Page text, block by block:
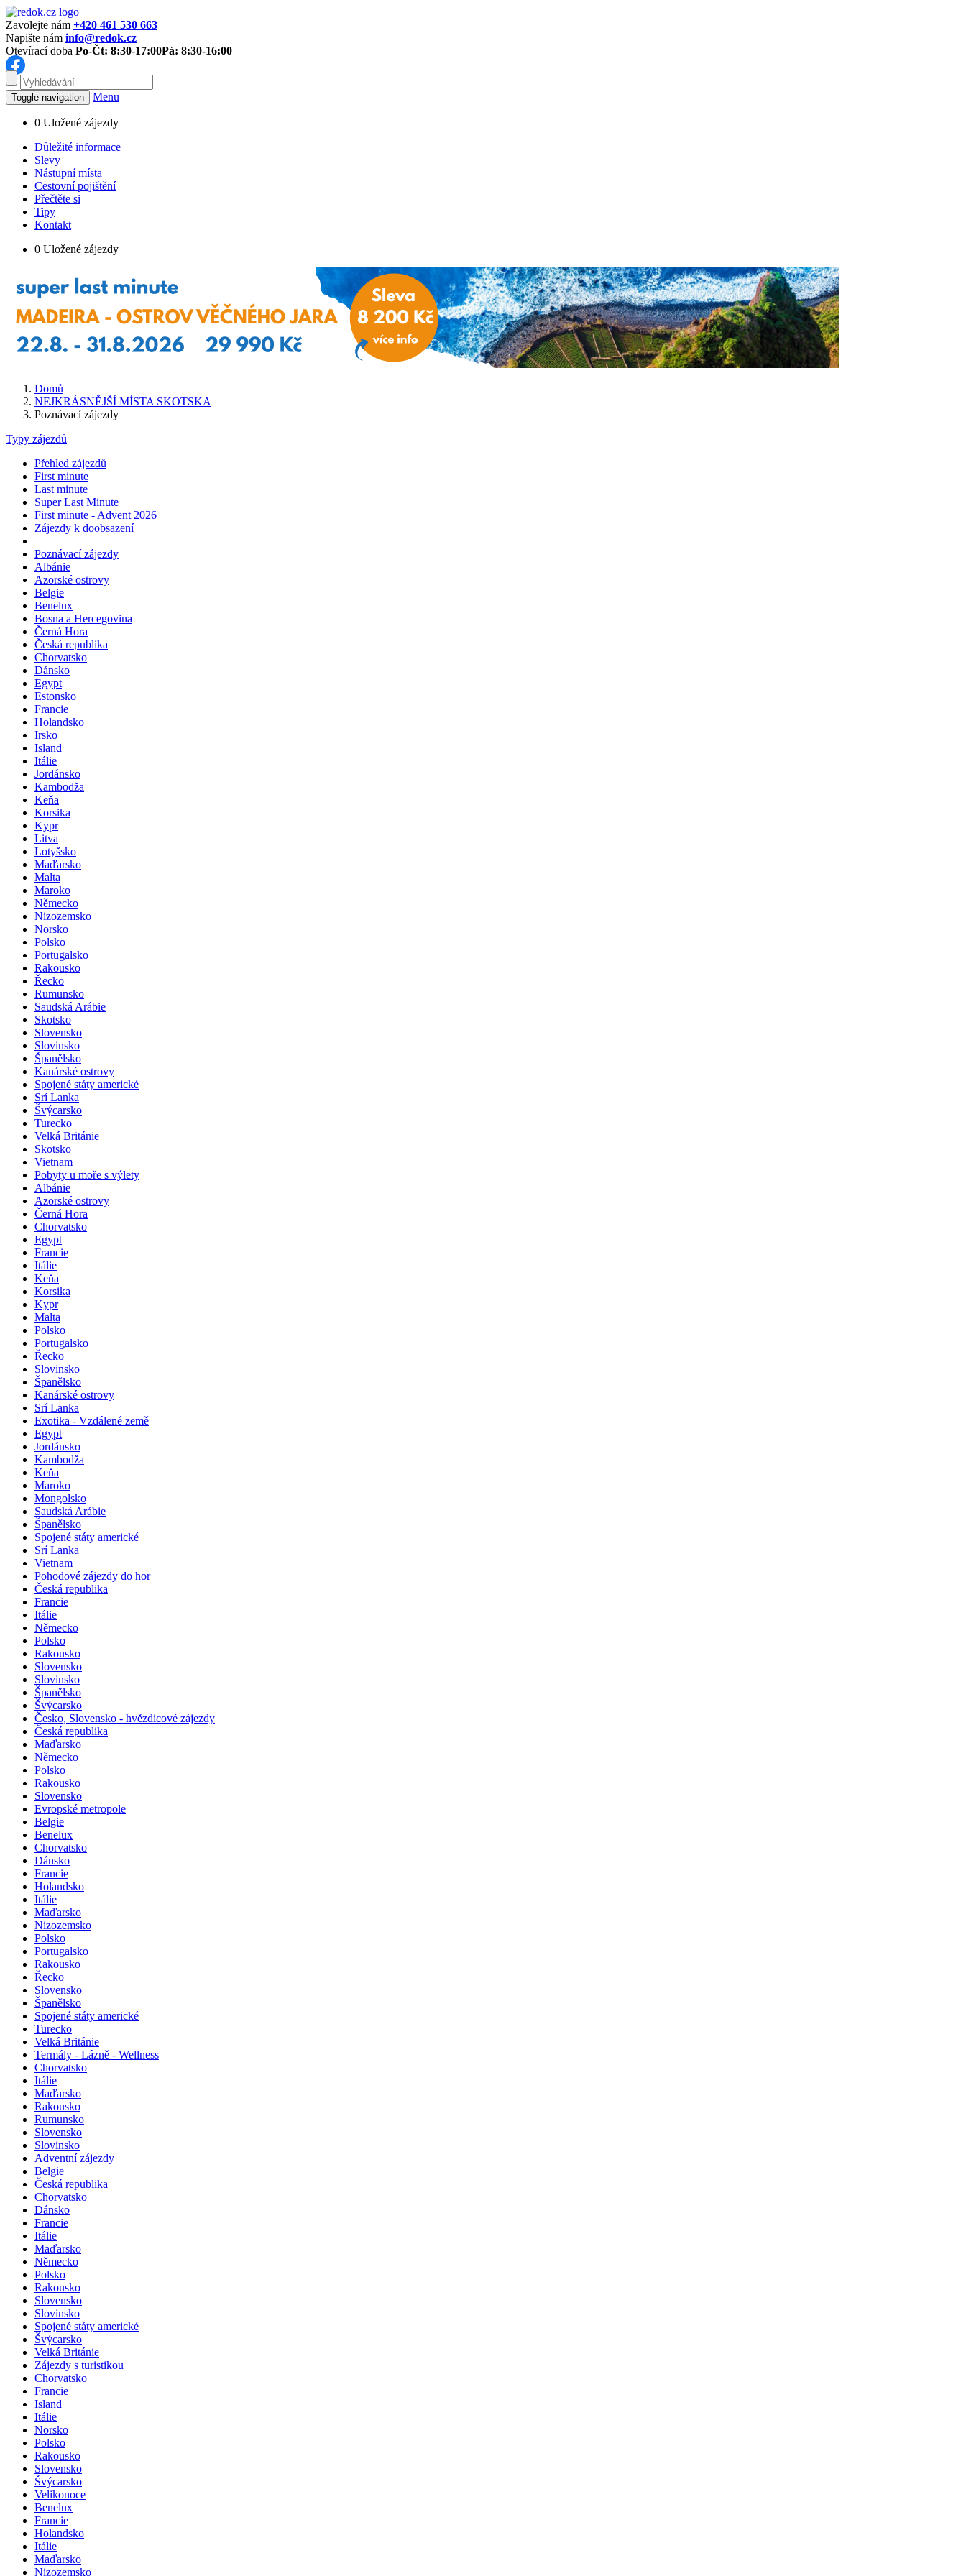
Zavolejte nám +420 461 530 663
Napište nám info@redok.cz
Otevírací doba Po-Čt: 8:30-17:00Pá: 8:30-16:00
Toggle navigation Menu
0 Uložené zájezdy
Důležité informace
Slevy
Nástupní místa
Cestovní pojištění
Přečtěte si
Tipy
Kontakt
0 Uložené zájezdy
Domů
NEJKRÁSNĚJŠÍ MÍSTA SKOTSKA
Poznávací zájezdy
Typy zájezdů
Přehled zájezdů
First minute
Last minute
Super Last Minute
First minute - Advent 2026
Zájezdy k doobsazení
Poznávací zájezdy
Albánie
Azorské ostrovy
Belgie
Benelux
Bosna a Hercegovina
Černá Hora
Česká republika
Chorvatsko
Dánsko
Egypt
Estonsko
Francie
Holandsko
Irsko
Island
Itálie
Jordánsko
Kambodža
Keňa
Korsika
Kypr
Litva
Lotyšsko
Maďarsko
Malta
Maroko
Německo
Nizozemsko
Norsko
Polsko
Portugalsko
Rakousko
Řecko
Rumunsko
Saudská Arábie
Skotsko
Slovensko
Slovinsko
Španělsko
Kanárské ostrovy
Spojené státy americké
Srí Lanka
Švýcarsko
Turecko
Velká Británie
Skotsko
Vietnam
Pobyty u moře s výlety
Albánie
Azorské ostrovy
Černá Hora
Chorvatsko
Egypt
Francie
Itálie
Keňa
Korsika
Kypr
Malta
Polsko
Portugalsko
Řecko
Slovinsko
Španělsko
Kanárské ostrovy
Srí Lanka
Exotika - Vzdálené země
Egypt
Jordánsko
Kambodža
Keňa
Maroko
Mongolsko
Saudská Arábie
Španělsko
Spojené státy americké
Srí Lanka
Vietnam
Pohodové zájezdy do hor
Česká republika
Francie
Itálie
Německo
Polsko
Rakousko
Slovensko
Slovinsko
Španělsko
Švýcarsko
Česko, Slovensko - hvězdicové zájezdy
Česká republika
Maďarsko
Německo
Polsko
Rakousko
Slovensko
Evropské metropole
Belgie
Benelux
Chorvatsko
Dánsko
Francie
Holandsko
Itálie
Maďarsko
Nizozemsko
Polsko
Portugalsko
Rakousko
Řecko
Slovensko
Španělsko
Spojené státy americké
Turecko
Velká Británie
Termály - Lázně - Wellness
Chorvatsko
Itálie
Maďarsko
Rakousko
Rumunsko
Slovensko
Slovinsko
Adventní zájezdy
Belgie
Česká republika
Chorvatsko
Dánsko
Francie
Itálie
Maďarsko
Německo
Polsko
Rakousko
Slovensko
Slovinsko
Spojené státy americké
Švýcarsko
Velká Británie
Zájezdy s turistikou
Chorvatsko
Francie
Island
Itálie
Norsko
Polsko
Rakousko
Slovensko
Švýcarsko
Velikonoce
Benelux
Francie
Holandsko
Itálie
Maďarsko
Nizozemsko